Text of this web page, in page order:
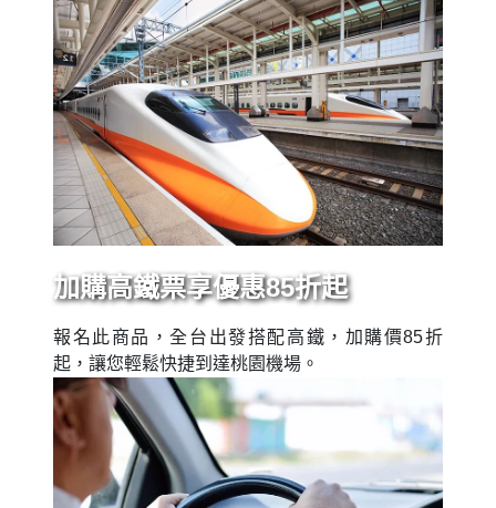
加購高鐵票享優惠85折起
報名此商品，全台出發搭配高鐵，加購價85折
起，讓您輕鬆快捷到達桃園機場。